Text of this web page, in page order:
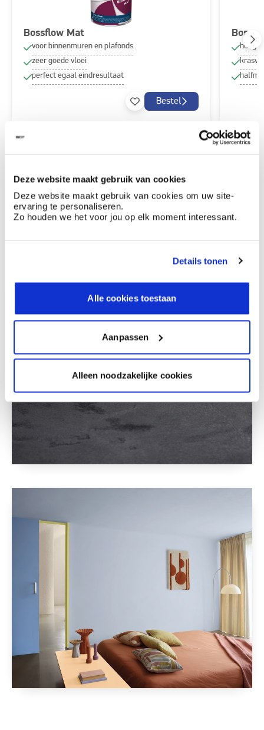
Deze website maakt gebruik van cookies
Deze website maakt gebruik van cookies om uw site-
ervaring te personaliseren.
Zo houden we het voor jou op elk moment interessant.
Details tonen
Alle cookies toestaan
Aanpassen
Alleen noodzakelijke cookies
Bossflow Mat
voor binnenmuren en plafonds
zeer goede vloei
perfect egaal eindresultaat
Bestel
Boss-
Off white Grijs